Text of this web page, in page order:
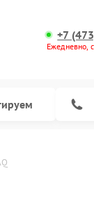
+7
Ежедневно,